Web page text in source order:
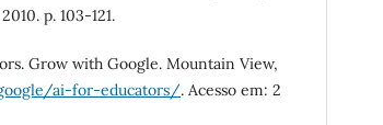
p. 103-121.
Grow with Google. Mountain View,
ai-for-educators/. Acesso em: 2